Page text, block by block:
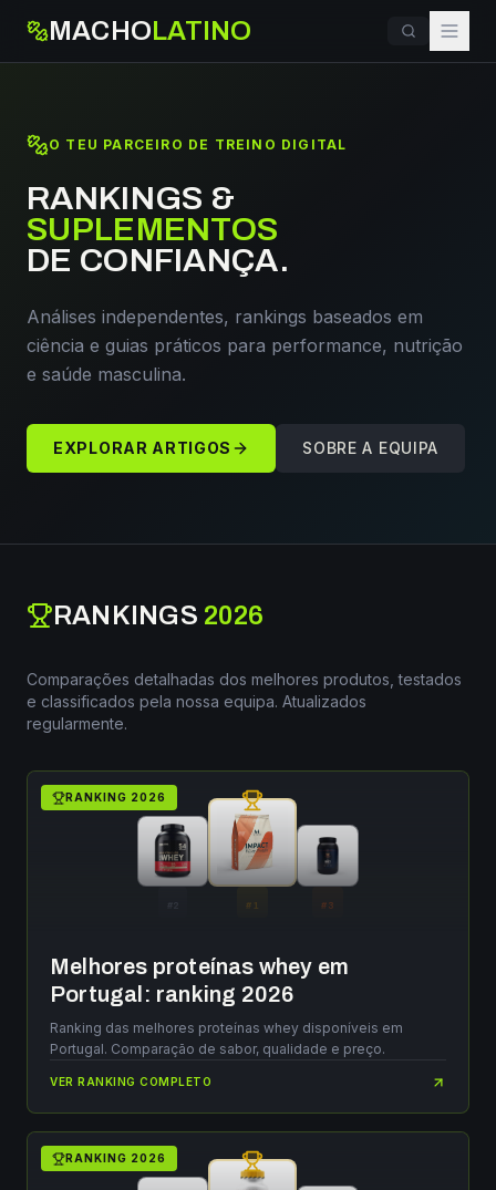
MACHOLATINO
O TEU PARCEIRO DE TREINO DIGITAL
RANKINGS &
SUPLEMENTOS
DE CONFIANÇA.
Análises independentes, rankings baseados em
ciência e guias práticos para performance, nutrição
e saúde masculina.
EXPLORAR ARTIGOS SOBRE A EQUIPA
RANKINGS 2026
Comparações detalhadas dos melhores produtos, testados
e classificados pela nossa equipa. Atualizados
regularmente.
#2 # 1 # 3
RANKING 2026
Melhores proteínas whey em
Portugal: ranking 2026
Ranking das melhores proteínas whey disponíveis em
Portugal. Comparação de sabor, qualidade e preço.
VER RANKING COMPLETO
RANKING 2026